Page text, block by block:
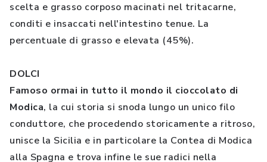
scelta e grasso corposo macinati nel tritacarne,
conditi e insaccati nell'intestino tenue. La
percentuale di grasso e elevata (45%).
DOLCI
Famoso ormai in tutto il mondo il cioccolato di
Modica, la cui storia si snoda lungo un unico filo
conduttore, che procedendo storicamente a ritroso,
unisce la Sicilia e in particolare la Contea di Modica
alla Spagna e trova infine le sue radici nella